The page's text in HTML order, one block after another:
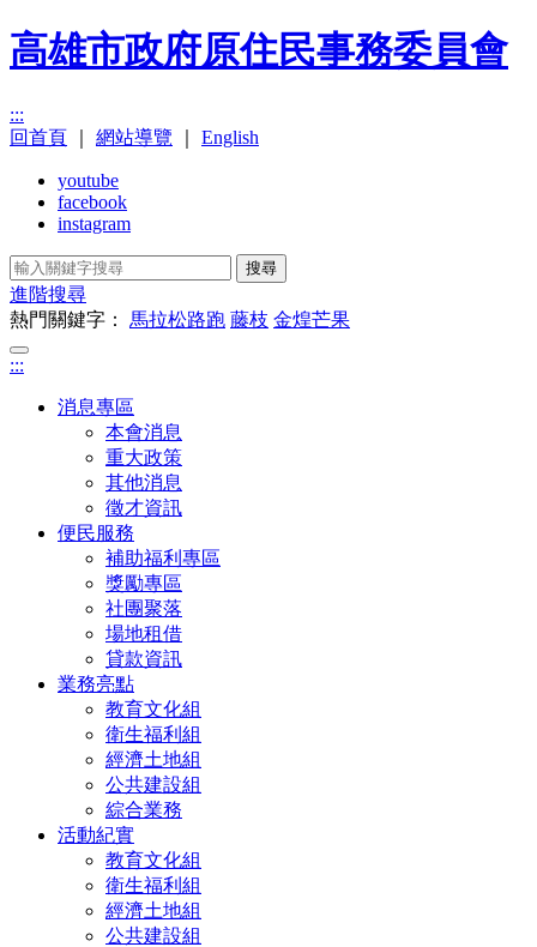
高雄市政府原住民事務委員會
:::
回首頁
網站導覽 English
youtube
facebook
instagram
搜尋
進階搜尋
熱門關鍵字： 馬拉松路跑 藤枝 金煌芒果
:::
消息專區
本會消息
重大政策
其他消息
徵才資訊
便民服務
補助福利專區
獎勵專區
社團聚落
場地租借
貸款資訊
業務亮點
教育文化組
衛生福利組
經濟土地組
公共建設組
綜合業務
活動紀實
教育文化組
衛生福利組
經濟土地組
公共建設組